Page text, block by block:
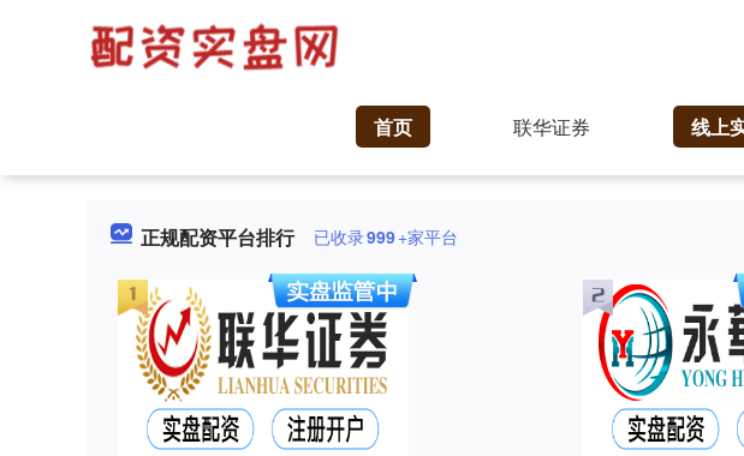
首页 联华证券 线上
正规配资平台排行 已收录999+家平台